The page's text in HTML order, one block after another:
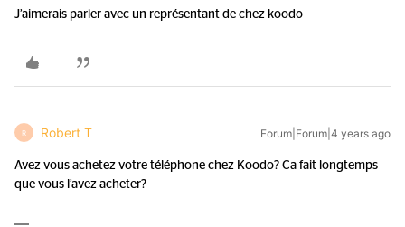
J’aimerais parler avec un représentant de chez koodo
R Robert T Forum|Forum|4 years ago
Avez vous achetez votre téléphone chez Koodo? Ca fait longtemps
que vous l’avez acheter?